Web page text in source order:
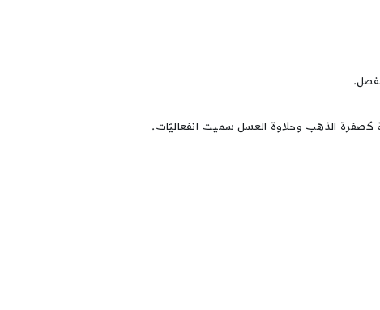
كصفرة الذهب وحلاوة العسل سميت انفعاليّات.